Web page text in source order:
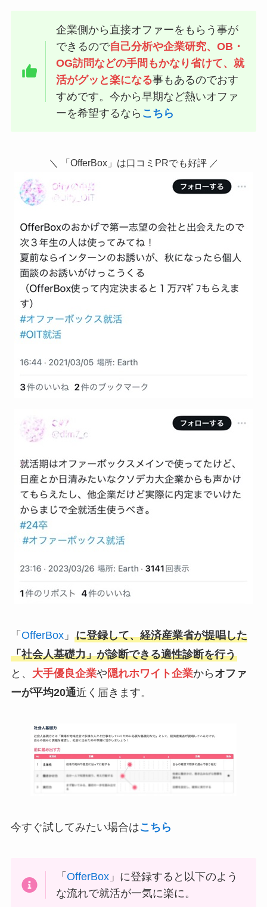
企業側から直接オファーをもらう事が
できるので自己分析や企業研究、OB・
OG訪問などの手間もかなり省けて、就
活がグッと楽になる事もあるのでおす
すめです。今から早期など熱いオファ
ーを希望するなら こちら
＼ 「OfferBox」は口コミPRでも好評 ／
「 OfferBox」 に登録して、経済産業省が提唱した
「社会人基礎力」が診断できる適性診断を行う
と、 大手優良企業や隠れホワイト企業から オファ
ーが平均20通近く届きます。
今すぐ試してみたい場合はこちら
「OfferBox 」に登録すると以下のよう
な流れで就活が一気に楽に。